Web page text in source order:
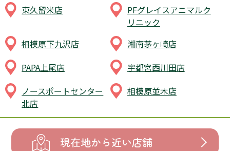
東久留米店
PFグレイスアニマルク
リニック
相模原下九沢店
湘南茅ヶ崎店
PAPA上尾店
宇都宮西川田店
ノースポートセンター
北店
相模原並木店
現在地から近い店舗